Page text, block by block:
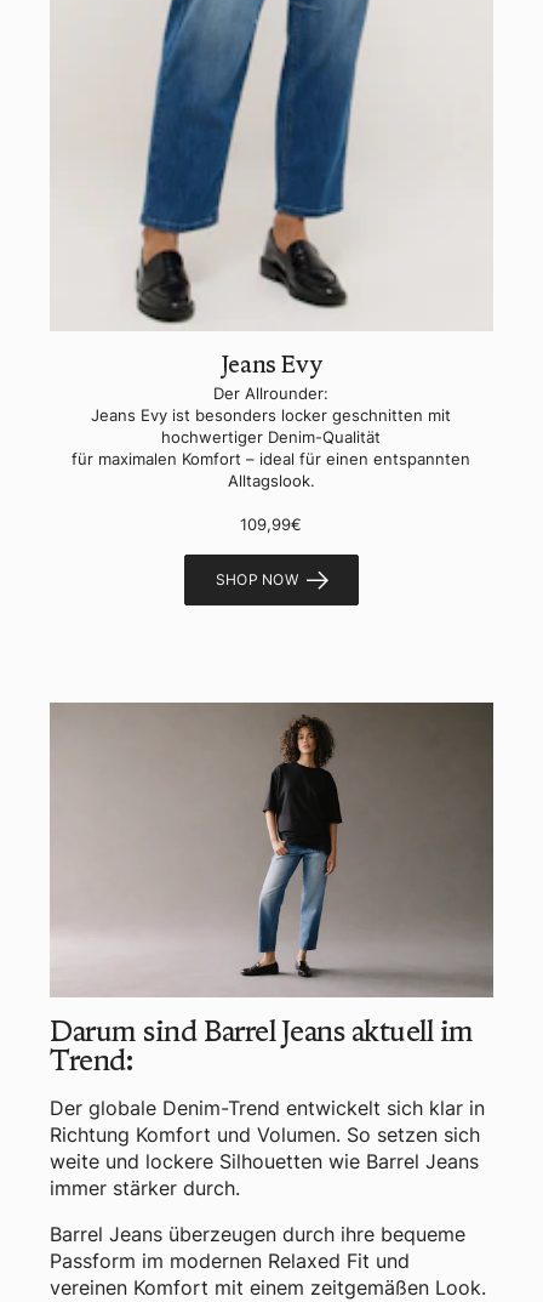
Jeans Evy
Der Allrounder:
Jeans Evy ist besonders locker geschnitten mit
hochwertiger Denim-Qualität
für maximalen Komfort – ideal für einen entspannten
Alltagslook.
109,99€
SHOP NOW
Darum sind Barrel Jeans aktuell im
Trend:
Der globale Denim-Trend entwickelt sich klar in
Richtung Komfort und Volumen. So setzen sich
weite und lockere Silhouetten wie Barrel Jeans
immer stärker durch.
Barrel Jeans überzeugen durch ihre bequeme
Passform im modernen Relaxed Fit und
vereinen Komfort mit einem zeitgemäßen Look.